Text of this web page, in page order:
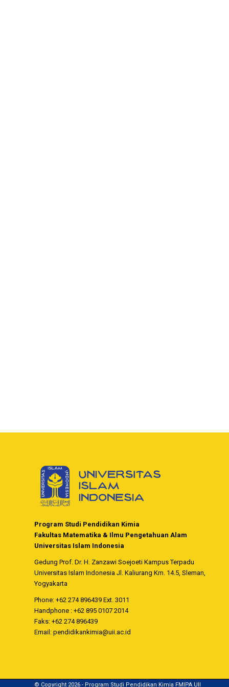
Program Studi Pendidikan Kimia
Fakultas Matematika & Ilmu Pengetahuan Alam
Universitas Islam Indonesia
Gedung Prof. Dr. H. Zanzawi Soejoeti Kampus Terpadu
Universitas Islam Indonesia Jl. Kaliurang Km. 14.5, Sleman,
Yogyakarta
Phone: +62 274 896439 Ext. 3011
Handphone : +62 895 0107 2014
Faks: +62 274 896439
Email: pendidikankimia@uii.ac.id
© Copyright 2026 - Program Studi Pendidikan Kimia FMIPA UII